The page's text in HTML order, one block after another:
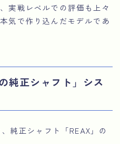
実戦レベルでの評価も上々
気で作り込んだモデルであ
純正シャフト」シス
純正シャフト「REAX」の